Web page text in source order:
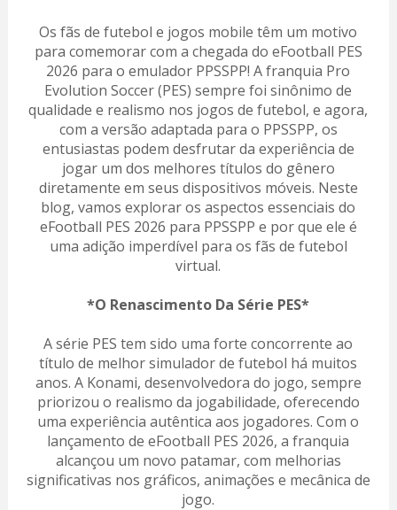
Os fãs de futebol e jogos mobile têm um motivo
para comemorar com a chegada do eFootball PES
2026 para o emulador PPSSPP! A franquia Pro
Evolution Soccer (PES) sempre foi sinônimo de
qualidade e realismo nos jogos de futebol, e agora,
com a versão adaptada para o PPSSPP, os
entusiastas podem desfrutar da experiência de
jogar um dos melhores títulos do gênero
diretamente em seus dispositivos móveis. Neste
blog, vamos explorar os aspectos essenciais do
eFootball PES 2026 para PPSSPP e por que ele é
uma adição imperdível para os fãs de futebol
virtual.
*O Renascimento Da Série PES*
A série PES tem sido uma forte concorrente ao
título de melhor simulador de futebol há muitos
anos. A Konami, desenvolvedora do jogo, sempre
priorizou o realismo da jogabilidade, oferecendo
uma experiência autêntica aos jogadores. Com o
lançamento de eFootball PES 2026, a franquia
alcançou um novo patamar, com melhorias
significativas nos gráficos, animações e mecânica de
jogo.